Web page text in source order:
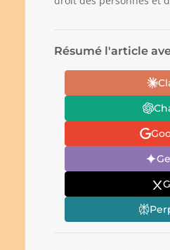
Résumé l'article